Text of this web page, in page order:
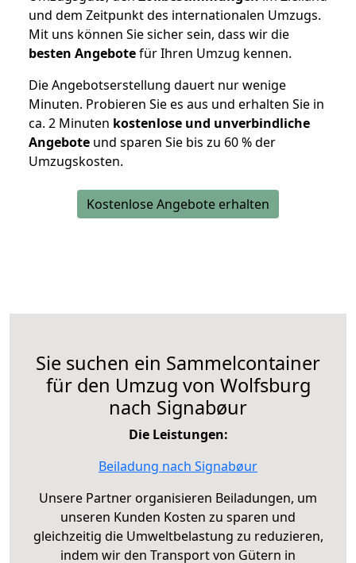
und dem Zeitpunkt des internationalen Umzugs.
Mit uns können Sie sicher sein, dass wir die
besten Angebotefür Ihren Umzug kennen.
Die Angebotserstellung dauert nur wenige
Minuten. Probieren Sie es aus und erhalten Sie in
ca. 2 Minuten kostenlose und unverbindliche
Angebote und sparen Sie bis zu 60 % der
Umzugskosten.
Kostenlose Angebote erhalten
Sie suchen ein Sammelcontainer
für den Umzug von Wolfsburg
nach Signabøur
Die Leistungen:
Beiladung nach Signabøur
Unsere Partner organisieren Beiladungen, um
unseren Kunden Kosten zu sparen und
gleichzeitig die Umweltbelastung zu reduzieren,
indem wir den Transport von Gütern in